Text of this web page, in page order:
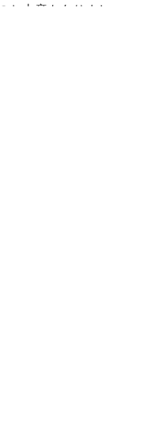
お土産もありまし